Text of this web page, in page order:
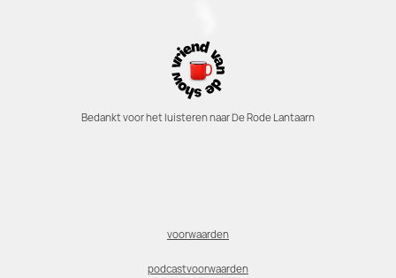
Bedankt voor het luisteren naar De Rode Lantaarn
voorwaarden
podcastvoorwaarden